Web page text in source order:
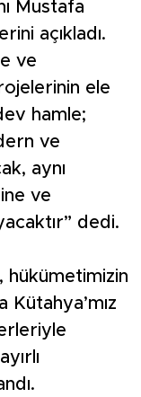
Mustafa
açıkladı.
ve
ele
hamle;
ve
aynı
ve
dedi.
hükümetimizin
Kütahya’mız